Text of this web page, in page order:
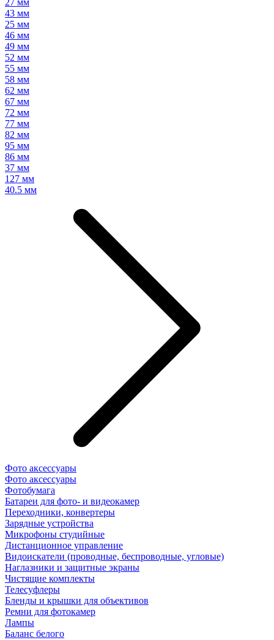
27 мм
43 мм
25 мм
46 мм
49 мм
52 мм
55 мм
58 мм
62 мм
67 мм
72 мм
77 мм
82 мм
95 мм
86 мм
37 мм
127 мм
40.5 мм
Фото аксессуары
Фото аксессуары
Фотобумага
Батареи для фото- и видеокамер
Переходники, конвертеры
Зарядные устройства
Микрофоны студийные
Дистанционное управление
Видоискатели (проводные, беспроводные, угловые)
Наглазники и защитные экраны
Чистящие комплекты
Телесуфлеры
Бленды и крышки для объективов
Ремни для фотокамер
Лампы
Баланс белого